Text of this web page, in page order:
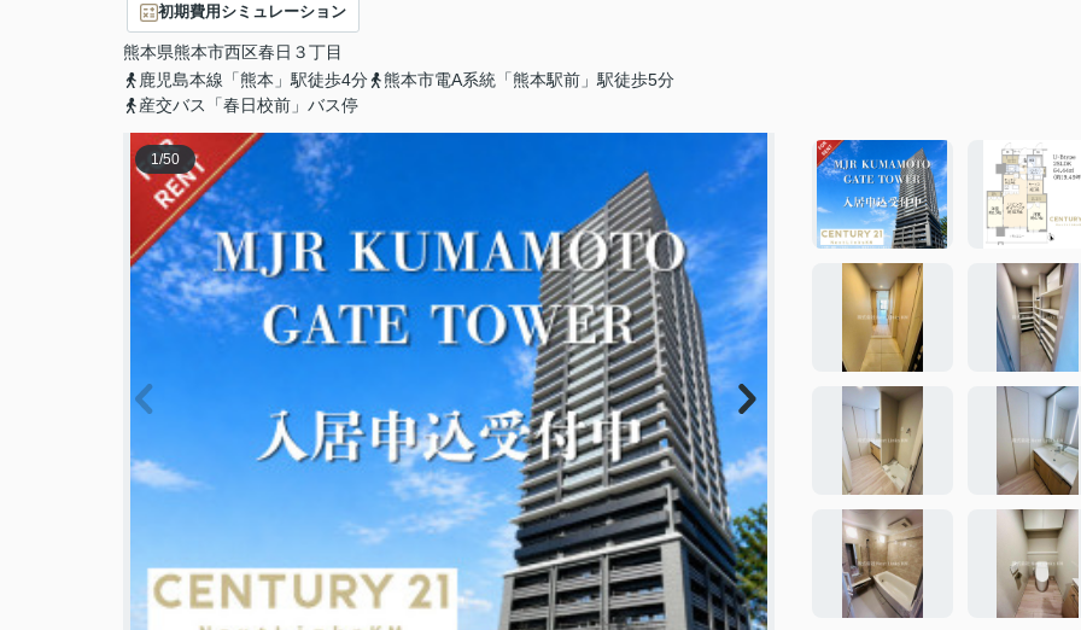
初期費用シミュレーション
熊本県熊本市西区春日 ３丁目
鹿児島本線「熊本」駅徒歩4分
熊本市電A系統「熊本駅前」駅徒歩5分
産交バス「春日校前」バス停
1/50